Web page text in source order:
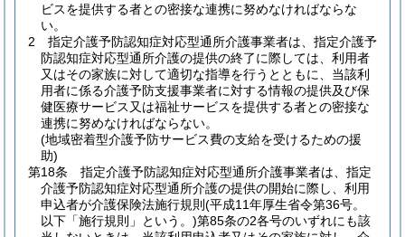
ビスを提供する者との密接な連携に努めなければならな
い。
2
指定介護予防認知症対応型通所介護事業者は、指定介護予
防認知症対応型通所介護の提供の終了に際しては、利用者
又はその家族に対して適切な指導を行うとともに、当該利
用者に係る介護予防支援事業者に対する情報の提供及び保
健医療サービス又は福祉サービスを提供する者との密接な
連携に努めなければならない。
(地域密着型介護予防サービス費の支給を受けるための援
助)
第18条
指定介護予防認知症対応型通所介護事業者は、指定
介護予防認知症対応型通所介護の提供の開始に際し、利用
申込者が介護保険法施行規則 (平成11年厚生省令第36号。
以下「施行規則」という。)第85条の2各号のいずれにも該